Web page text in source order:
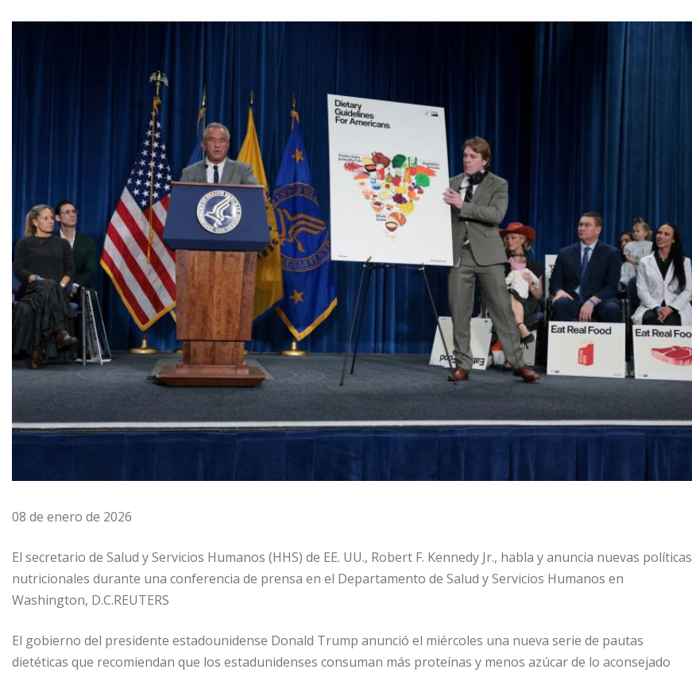
08 de enero de 2026
El secretario de Salud y Servicios Humanos (HHS) de EE. UU., Robert F. Kennedy Jr., habla y anuncia nuevas políticas
nutricionales durante una conferencia de prensa en el Departamento de Salud y Servicios Humanos en
Washington, D.C.REUTERS
El gobierno del presidente estadounidense Donald Trump anunció el miércoles una nueva serie de pautas
dietéticas que recomiendan que los estadunidenses consuman más proteínas y menos azúcar de lo aconsejado